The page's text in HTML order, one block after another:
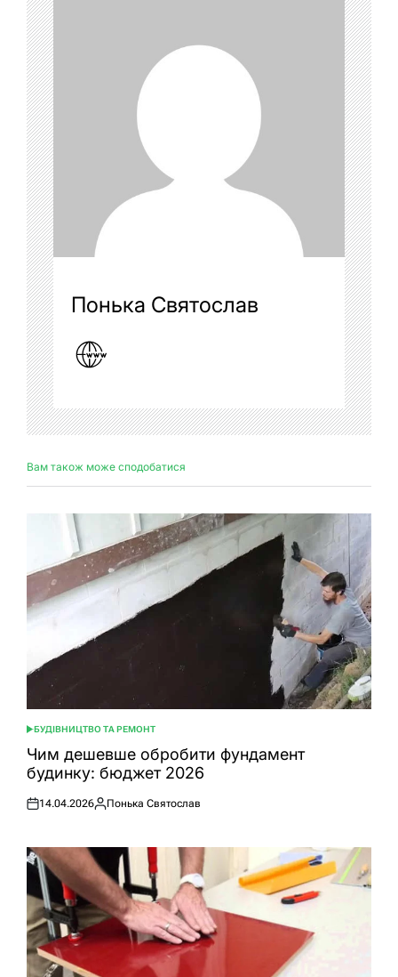
Понька Святослав
Вам також може сподобатися
ОПУБЛІКУВАТИ
У
БУДІВНИЦТВО ТА РЕМОНТ
Чим дешевше обробити фундамент
будинку: бюджет 2026
Оприлюднено
14.04.2026
Опубліковано
Понька Святослав